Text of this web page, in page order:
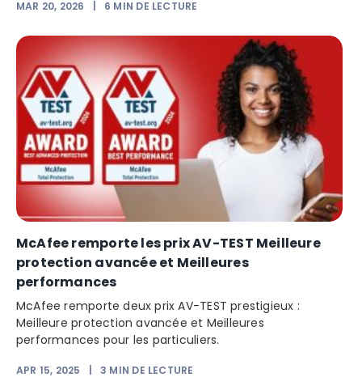
MAR 20, 2026 6 MIN DE LECTURE
McAfee remporte les prix AV-TEST Meilleure
protection avancée et Meilleures
performances
McAfee remporte deux prix AV-TEST prestigieux :
Meilleure protection avancée et Meilleures
performances pour les particuliers.
APR 15, 2025 |3 MIN DE LECTURE